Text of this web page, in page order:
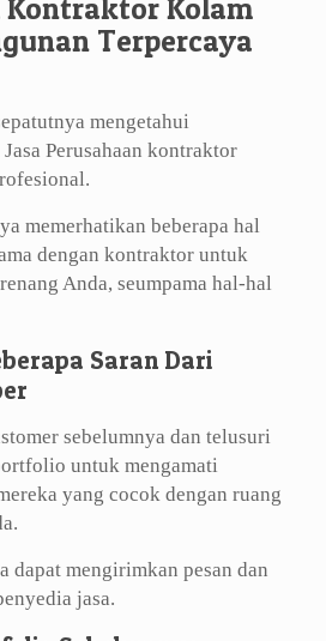
Kolam
Terpercaya
mengetahui
Perusahaan kontraktor
memerhatikan beberapa hal
dengan kontraktor untuk
Anda, seumpama hal-hal
Saran Dari
sebelumnya dan telusuri
untuk mengamati
yang cocok dengan ruang
dapat mengirimkan pesan dan
jasa.